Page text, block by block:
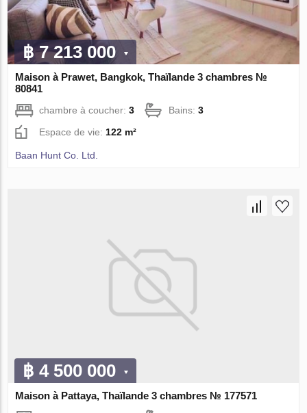
฿ 7 213 000
Maison à Prawet, Bangkok, Thaïlande 3 chambres №
80841
chambre à coucher:3 Bains:3
Espace de vie: 122 m²
Baan Hunt Co. Ltd.
฿ 4 500 000
Maison à Pattaya, Thaïlande 3 chambres № 177571